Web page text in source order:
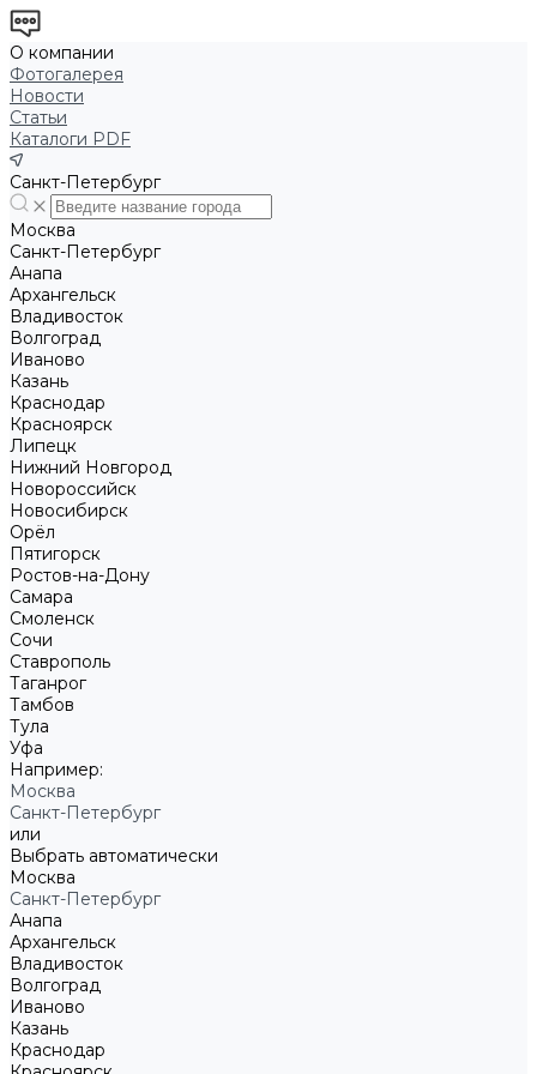
О компании
Фотогалерея
Новости
Статьи
Каталоги PDF
Санкт-Петербург
Москва
Санкт-Петербург
Анапа
Архангельск
Владивосток
Волгоград
Иваново
Казань
Краснодар
Красноярск
Липецк
Нижний Новгород
Новороссийск
Новосибирск
Орёл
Пятигорск
Ростов-на-Дону
Самара
Смоленск
Сочи
Ставрополь
Таганрог
Тамбов
Тула
Уфа
Например:
Москва
Санкт-Петербург
или
Выбрать автоматически
Москва
Санкт-Петербург
Анапа
Архангельск
Владивосток
Волгоград
Иваново
Казань
Краснодар